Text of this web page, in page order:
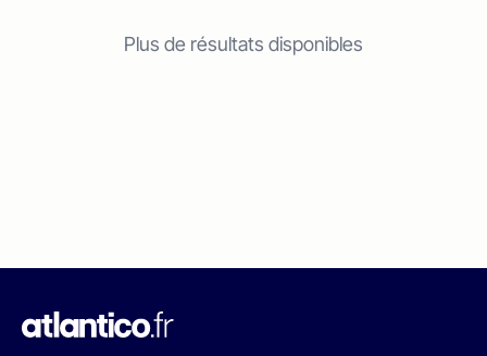
Plus de résultats disponibles